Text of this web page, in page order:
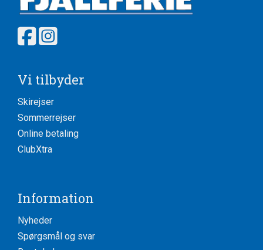
Vi tilbyder
Skirejser
Sommerrejser
Online betaling
ClubXtra
Information
Nyheder
Spørgsmål og svar